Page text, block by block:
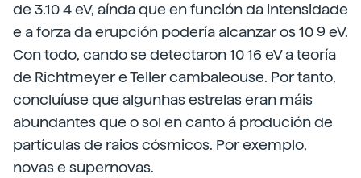
de 3.10 4 eV, aínda que en función da intensidade
e a forza da erupción podería alcanzar os 10 9 eV.
Con todo, cando se detectaron 10 16 eV a teoría
de Richtmeyer e Teller cambaleouse. Por tanto,
concluíuse que algunhas estrelas eran máis
abundantes que o sol en canto á produción de
partículas de raios cósmicos. Por exemplo,
novas e supernovas.